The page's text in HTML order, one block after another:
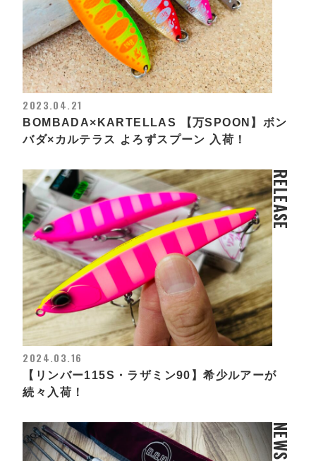
2023.04.21
BOMBADA×KARTELLAS 【万SPOON】ボン
バダ×カルテラス よろずスプーン 入荷！
RELEASE
2024.03.16
【リンバー115S・ラザミン90】希少ルアーが
続々入荷！
NEWS